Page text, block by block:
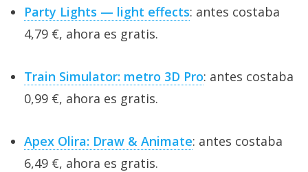
Party Lights — light effects: antes costaba
4,79 €, ahora es gratis.
Train Simulator: metro 3D Pro: antes costaba
0,99 €, ahora es gratis.
Apex Olira: Draw & Animate: antes costaba
6,49 €, ahora es gratis.